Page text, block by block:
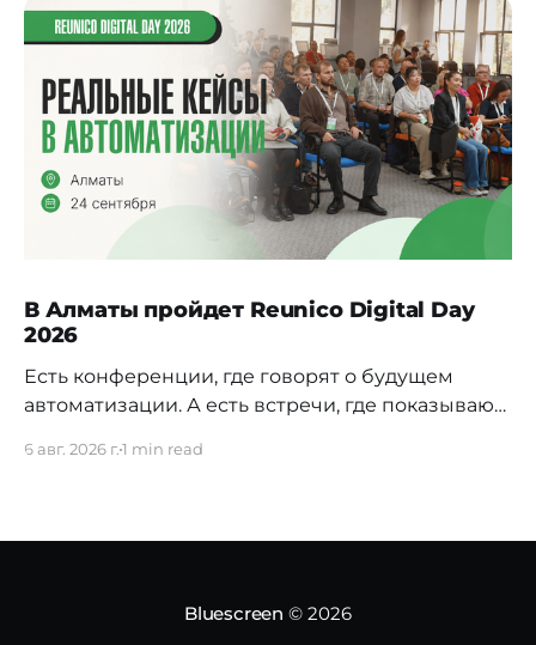
В Алматы пройдет Reunico Digital Day
2026
Есть конференции, где говорят о будущем
автоматизации. А есть встречи, где показывают,
работу крупного бизнеса изнутри. На площадке
6 авг. 2026 г.1 min read
Bluescreen © 2026